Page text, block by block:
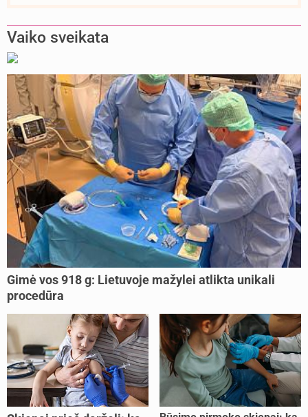
Vaiko sveikata
Gimė vos 918 g: Lietuvoje mažylei atlikta unikali
procedūra